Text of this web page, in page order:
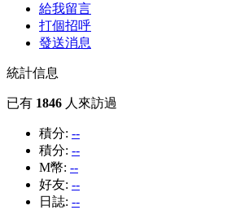
給我留言
打個招呼
發送消息
統計信息
已有 1846 人來訪過
積分: --
積分: --
M幣: --
好友: --
日誌: --